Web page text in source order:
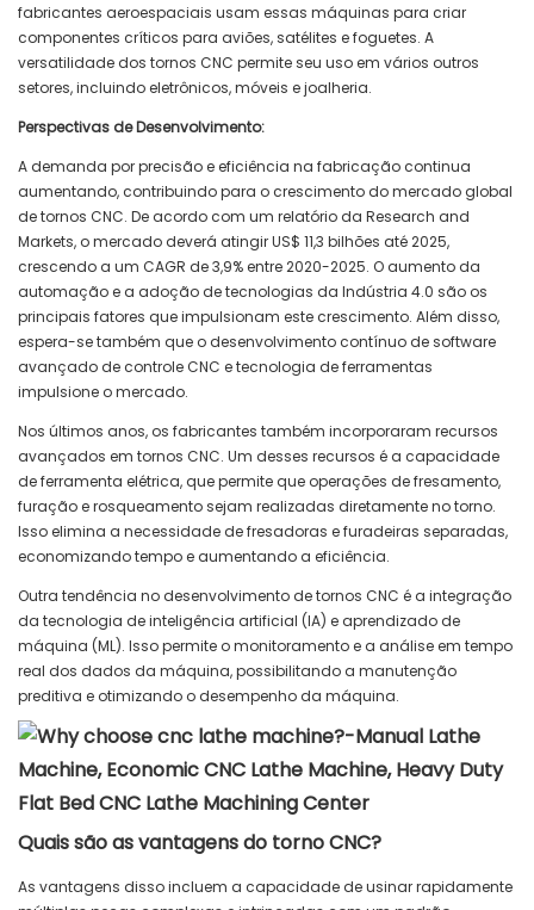
fabricantes aeroespaciais usam essas máquinas para criar
componentes críticos para aviões, satélites e foguetes. A
versatilidade dos tornos CNC permite seu uso em vários outros
setores, incluindo eletrônicos, móveis e joalheria.
Perspectivas de Desenvolvimento:
A demanda por precisão e eficiência na fabricação continua
aumentando, contribuindo para o crescimento do mercado global
de tornos CNC. De acordo com um relatório da Research and
Markets, o mercado deverá atingir US$ 11,3 bilhões até 2025,
crescendo a um CAGR de 3,9% entre 2020-2025. O aumento da
automação e a adoção de tecnologias da Indústria 4.0 são os
principais fatores que impulsionam este crescimento. Além disso,
espera-se também que o desenvolvimento contínuo de software
avançado de controle CNC e tecnologia de ferramentas
impulsione o mercado.
Nos últimos anos, os fabricantes também incorporaram recursos
avançados em tornos CNC. Um desses recursos é a capacidade
de ferramenta elétrica, que permite que operações de fresamento,
furação e rosqueamento sejam realizadas diretamente no torno.
Isso elimina a necessidade de fresadoras e furadeiras separadas,
economizando tempo e aumentando a eficiência.
Outra tendência no desenvolvimento de tornos CNC é a integração
da tecnologia de inteligência artificial (IA) e aprendizado de
máquina (ML). Isso permite o monitoramento e a análise em tempo
real dos dados da máquina, possibilitando a manutenção
preditiva e otimizando o desempenho da máquina.
Quais são as vantagens do torno CNC?
As vantagens disso incluem a capacidade de usinar rapidamente